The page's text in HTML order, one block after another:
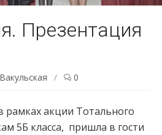
Презентация
/ 0
рамках акции Тотального
5Б класса, пришла в гости